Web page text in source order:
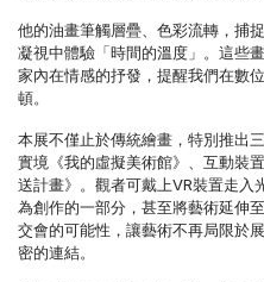
他的油畫筆觸層疊、色彩流轉，捕
凝視中體驗「時間的溫度」。這些
家內在情感的抒發，提醒我們在數
頓。
本展不僅止於傳統繪畫，特別推出
實境《我的虛擬美術館》、互動裝
送計畫》。觀者可戴上VR裝置走入
為創作的一部分，甚至將藝術延伸
交會的可能性，讓藝術不再局限於
密的連結。